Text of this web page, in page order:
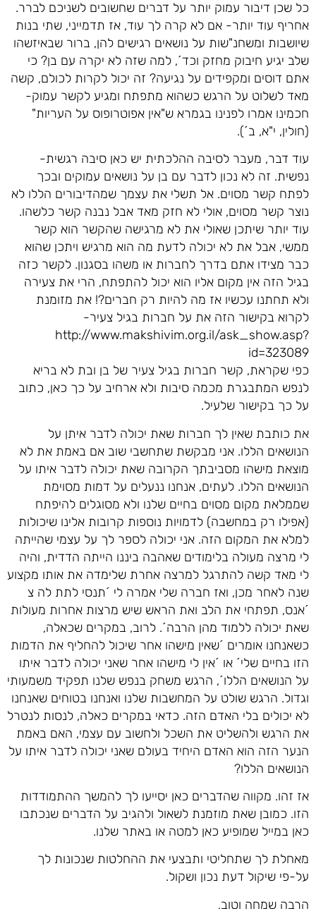
כל שכן דיבור עמוק יותר על דברים שחשובים לשניכם לברר.
אחריף עוד יותר- אם לא קרה לך עוד, אז תדמייני, שתי בנות
שיושבות ומשחנ"שות על נושאים רגישים להן, ברור שבאיזשהו
שלב יגיע חיבוק מחזק וכד´, למה שזה לא יקרה עם בן? כי
אתם דוסים ומקפידים על נגיעה? זה יכול לקרות לכולם, קשה
מאד לשלוט על הרגש כשהוא מתפתח ומגיע לקשר עמוק-
חכמינו אמרו לפנינו בגמרא ש"אין אפוטרופוס על העריות"
(חולין, י"א, ב´).
עוד דבר, מעבר לסיבה ההלכתית יש כאן סיבה רגשית-
נפשית. זה לא נכון לדבר עם בן על נושאים עמוקים ובכך
לפתח קשר מסוים. אל תשלי את עצמך שמהדיבורים הללו לא
נוצר קשר מסוים, אולי לא חזק מאד אבל נבנה קשר כלשהו.
עוד יותר שיתכן שאולי את לא מרגישה שהקשר הוא קשר
ממשי, אבל את לא יכולה לדעת מה הוא מרגיש ויתכן שהוא
כבר מצידו אתם בדרך לחברות או משהו בסגנון. לקשר כזה
בגיל הזה אין מקום אליו הוא יכול להתפתח, הרי את צעירה
ולא תחתנו עכשיו אז מה להיות רק חברים?! את מזומנת
לקרוא בקישור הזה את על חברות בגיל צעיר-
http://www.makshivim.org.il/ask_show.asp?
id=323089
כפי שקראת, קשר חברות בגיל צעיר של בן ובת לא בריא
לנפש המתבגרת מכמה סיבות ולא ארחיב על כך כאן, כתוב
על כך בקישור שלעיל.
את כותבת שאין לך חברות שאת יכולה לדבר איתן על
הנושאים הללו. אני מבקשת שתחשבי שוב אם באמת את לא
מוצאת מישהו מסביבתך הקרובה שאת יכולה לדבר איתו על
הנושאים הללו. לעתים, אנחנו ננעלים על דמות מסוימת
שממלאת מקום מסוים בחיים שלנו ולא מסוגלים להיפתח
(אפילו רק במחשבה) לדמויות נוספות קרובות אלינו שיכולות
למלא את המקום הזה. אני יכולה לספר לך על עצמי שהייתה
לי מרצה מעולה בלימודים שאהבה ביננו הייתה הדדית, והיה
לי מאד קשה להתרגל למרצה אחרת שלימדה את אותו מקצוע
שנה לאחר מכן, ואז חברה שלי אמרה לי ´תנסי לתת לה צ
´אנס, תפתחי את הלב ואת הראש שיש מרצות אחרות מעולות
שאת יכולה ללמוד מהן הרבה´. לרוב, במקרים שכאלה,
כשאנחנו אומרים ´שאין מישהו אחר שיכול להחליף את הדמות
הזו בחיים שלי´ או ´אין לי מישהו אחר שאני יכולה לדבר איתו
על הנושאים הללו´, הרגש משחק בנפש שלנו תפקיד משמעותי
וגדול. הרגש שולט על המחשבות שלנו ואנחנו בטוחים שאנחנו
לא יכולים בלי האדם הזה. כדאי במקרים כאלה, לנסות לנטרל
את הרגש ולהשליט את השכל ולחשוב עם עצמי, האם באמת
הנער הזה הוא האדם היחיד בעולם שאני יכולה לדבר איתו על
הנושאים הללו?
אז זהו. מקווה שהדברים כאן יסייעו לך להמשך ההתמודדות
הזו. כמובן שאת מוזמנת לשאול ולהגיב על הדברים שנכתבו
כאן במייל שמופיע כאן למטה או באתר שלנו.
מאחלת לך שתחליטי ותבצעי את ההחלטות שנכונות לך
על-פי שיקול דעת נכון ושקול.
הרבה שמחה וטוב,